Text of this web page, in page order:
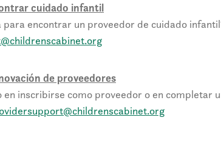
cuidado infantil
para encontrar un proveedor de cuidado
de proveedores
en inscribirse como proveedor o en completar